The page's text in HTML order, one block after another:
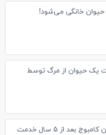
خانگی می‌شود!
یک حیوان از مرگ توسط
ماگاوا، موش قهرمان کامبوج بعد از 5 سال خدمت